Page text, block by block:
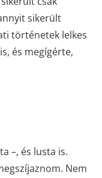
sikerült
történetek lelkes
és megígérte,
–, és lusta is.
Nem